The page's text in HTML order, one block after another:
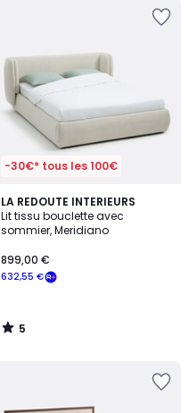
-30€* tous les 100€
LA REDOUTE INTERIEURS
Lit tissu bouclette avec
sommier, Meridiano
632,55 €
899,00 €
5
/
5
5
/